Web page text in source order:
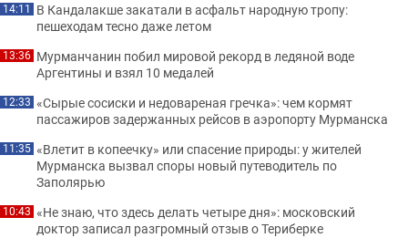
14:11 В Кандалакше закатали в асфальт народную тропу:
пешеходам тесно даже летом
13:36 Мурманчанин побил мировой рекорд в ледяной воде
Аргентины и взял 10 медалей
12:33 «Сырые сосиски и недовареная гречка»: чем кормят
пассажиров задержанных рейсов в аэропорту Мурманска
11:35 «Влетит в копеечку» или спасение природы: у жителей
Мурманска вызвал споры новый путеводитель по
Заполярью
10:43 «Не знаю, что здесь делать четыре дня»: московский
доктор записал разгромный отзыв о Териберке